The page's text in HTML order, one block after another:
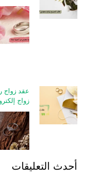
عقد زواج
زواج
أحدث التعليقات